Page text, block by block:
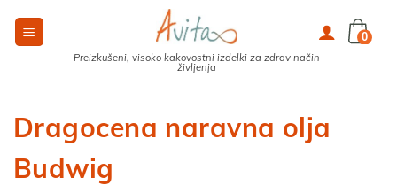
Preizkušeni, visoko kakovostni izdelki za zdrav način
življenja
0
Dragocena naravna olja
Budwig